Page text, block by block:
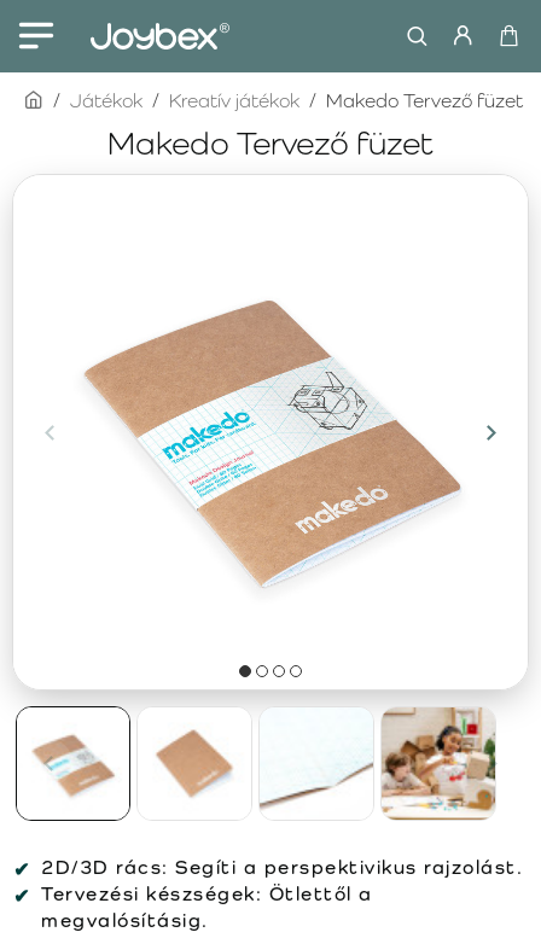
Makedo Tervező füzet
homeJátékok Kreatív játékok Makedo Tervező füzet
2D/3D rács: Segíti a perspektivikus rajzolást.
Tervezési készségek: Ötlettől a
megvalósításig.